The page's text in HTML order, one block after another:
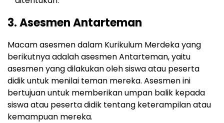
3. Asesmen Antarteman
Macam asesmen dalam Kurikulum Merdeka yang
berikutnya adalah asesmen Antarteman, yaitu
asesmen yang dilakukan oleh siswa atau peserta
didik untuk menilai teman mereka. Asesmen ini
bertujuan untuk memberikan umpan balik kepada
siswa atau peserta didik tentang keterampilan atau
kemampuan mereka.